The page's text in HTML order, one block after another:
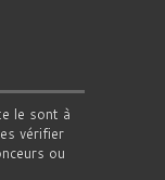
le sont à
vérifier
ou